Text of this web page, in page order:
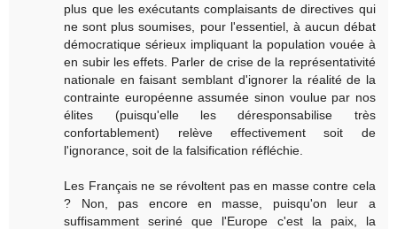
plus que les exécutants complaisants de directives qui
ne sont plus soumises, pour l'essentiel, à aucun débat
démocratique sérieux impliquant la population vouée à
en subir les effets. Parler de crise de la représentativité
nationale en faisant semblant d'ignorer la réalité de la
contrainte européenne assumée sinon voulue par nos
élites (puisqu'elle les déresponsabilise très
confortablement) relève effectivement soit de
l'ignorance, soit de la falsification réfléchie.
Les Français ne se révoltent pas en masse contre cela
? Non, pas encore en masse, puisqu'on leur a
suffisamment seriné que l'Europe c'est la paix, la